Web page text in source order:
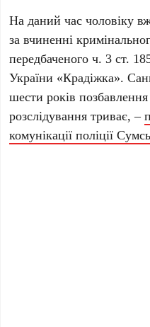
На даний час чоловіку
за вчиненні
передбаченого ч. 3 ст.
України «Крадіжка».
шести років
розслідування триває, –
комунікації поліції